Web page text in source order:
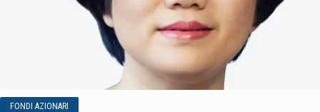
FONDI AZIONARI